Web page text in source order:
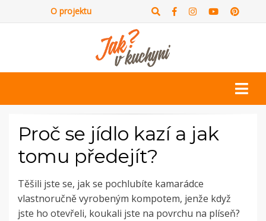
O projektu
Proč se jídlo kazí a jak
tomu předejít?
Těšili jste se, jak se pochlubíte kamarádce
vlastnoručně vyrobeným kompotem, jenže když
jste ho otevřeli, koukali jste na povrchu na plíseň?